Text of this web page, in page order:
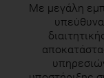
Με μεγάλη